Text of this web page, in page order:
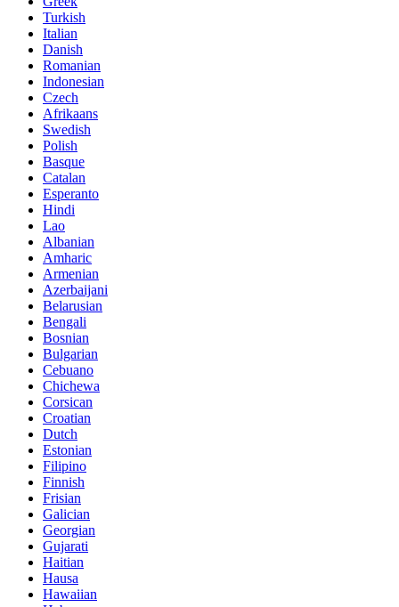
Turkish
Italian
Danish
Romanian
Indonesian
Czech
Afrikaans
Swedish
Polish
Basque
Catalan
Esperanto
Hindi
Lao
Albanian
Amharic
Armenian
Azerbaijani
Belarusian
Bengali
Bosnian
Bulgarian
Cebuano
Chichewa
Corsican
Croatian
Dutch
Estonian
Filipino
Finnish
Frisian
Galician
Georgian
Gujarati
Haitian
Hausa
Hawaiian